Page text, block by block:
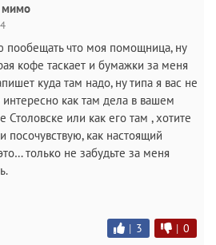
что моя помощница, ну
кофе таскает и бумажки за меня
куда там надо, ну типа я вас не
как там дела в вашем
Столовске или как его там , хотите
посочувствую, как настоящий
только не забудьте за меня
| 3 | 0